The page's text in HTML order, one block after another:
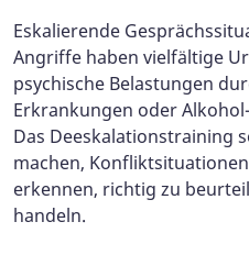
Eskalierende
Angriffe haben vielfältige
psychische Belastungen
Erkrankungen oder
Das Deeskalationstraining
machen,
erkennen, richtig zu
handeln.